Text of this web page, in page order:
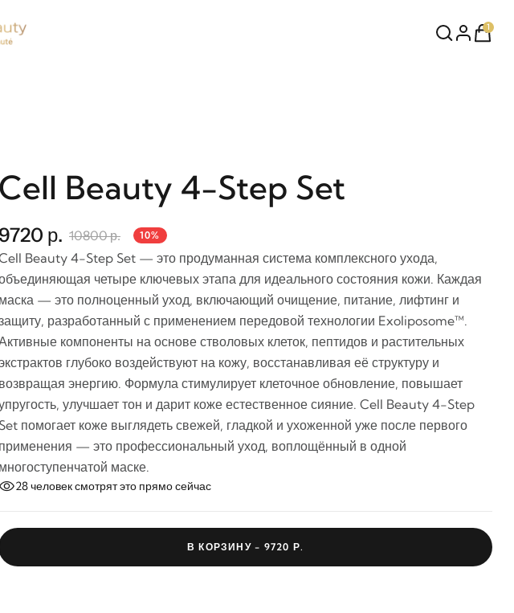
1
Cell Beauty 4-Step Set
9720 р. 10800 р. 10%
Beauty 4-Step Set — это продуманная система комплексного ухода,
четыре ключевых этапа для идеального состояния кожи. Каждая
маска — это полноценный уход, включающий очищение, питание, лифтинг и
разработанный с применением передовой технологии Exoliposome™.
компоненты на основе стволовых клеток, пептидов и растительных
глубоко воздействуют на кожу, восстанавливая её структуру и
возвращая энергию. Формула стимулирует клеточное обновление, повышает
улучшает тон и дарит коже естественное сияние. Cell Beauty 4-Step
Set помогает коже выглядеть свежей, гладкой и ухоженной уже после первого
применения — это профессиональный уход, воплощённый в одной
многоступенчатой маске.
28человек смотрят это прямо сейчас
В КОРЗИНУ - 9720 Р.